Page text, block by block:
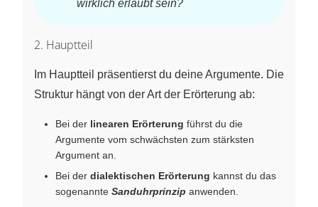
wirklich erlaubt sein?
2. Hauptteil
Im Hauptteil präsentierst du deine Argumente. Die
Struktur hängt von der Art der Erörterung ab:
Bei der linearen Erörterung führst du die
Argumente vom schwächsten zum stärksten
Argument an.
Bei der dialektischen Erörterung kannst du das
sogenannte Sanduhrprinzip anwenden.